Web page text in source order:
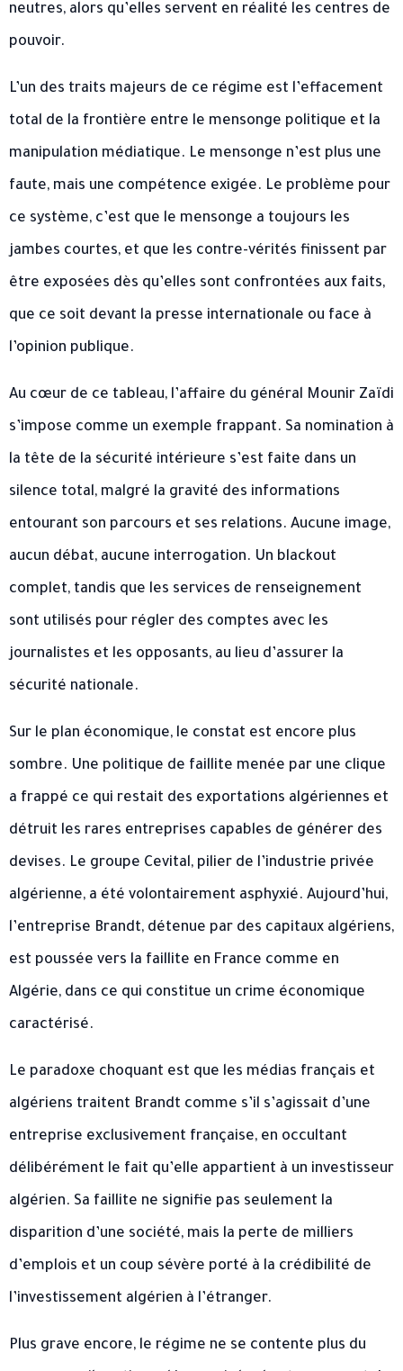
neutres, alors qu’elles servent en réalité les centres de
pouvoir.
L’un des traits majeurs de ce régime est l’effacement
total de la frontière entre le mensonge politique et la
manipulation médiatique. Le mensonge n’est plus une
faute, mais une compétence exigée. Le problème pour
ce système, c’est que le mensonge a toujours les
jambes courtes, et que les contre-vérités finissent par
être exposées dès qu’elles sont confrontées aux faits,
que ce soit devant la presse internationale ou face à
l’opinion publique.
Au cœur de ce tableau, l’affaire du général Mounir Zaïdi
s’impose comme un exemple frappant. Sa nomination à
la tête de la sécurité intérieure s’est faite dans un
silence total, malgré la gravité des informations
entourant son parcours et ses relations. Aucune image,
aucun débat, aucune interrogation. Un blackout
complet, tandis que les services de renseignement
sont utilisés pour régler des comptes avec les
journalistes et les opposants, au lieu d’assurer la
sécurité nationale.
Sur le plan économique, le constat est encore plus
sombre. Une politique de faillite menée par une clique
a frappé ce qui restait des exportations algériennes et
détruit les rares entreprises capables de générer des
devises. Le groupe Cevital, pilier de l’industrie privée
algérienne, a été volontairement asphyxié. Aujourd’hui,
l’entreprise Brandt, détenue par des capitaux algériens,
est poussée vers la faillite en France comme en
Algérie, dans ce qui constitue un crime économique
caractérisé.
Le paradoxe choquant est que les médias français et
algériens traitent Brandt comme s’il s’agissait d’une
entreprise exclusivement française, en occultant
délibérément le fait qu’elle appartient à un investisseur
algérien. Sa faillite ne signifie pas seulement la
disparition d’une société, mais la perte de milliers
d’emplois et un coup sévère porté à la crédibilité de
l’investissement algérien à l’étranger.
Plus grave encore, le régime ne se contente plus du